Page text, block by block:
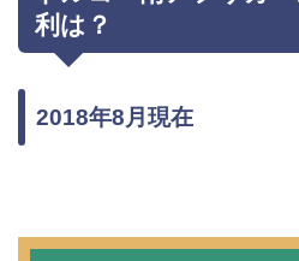
利は？
2018年8月現在